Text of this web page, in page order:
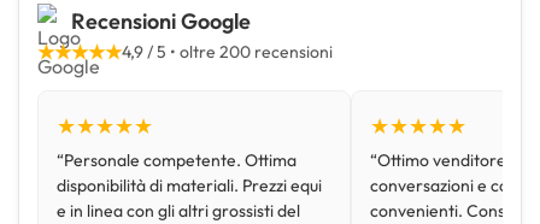
Recensioni Google
★★★★★4,9 / 5 • oltre 200 recensioni
★★★★★
“Personale competente. Ottima
disponibilità di materiali. Prezzi equi
e in linea con gli altri grossisti del
★★★★★
“Ottimo venditore,
conversazioni e con
convenienti.